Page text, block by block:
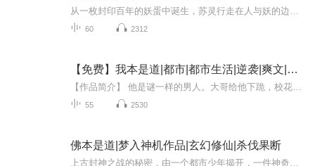
60 2312
【免费】我本是道|都市|都市生活|逆袭|爽文|AI专辑
55 2530
佛本是道|梦入神机作品|玄幻修仙|杀伐果断